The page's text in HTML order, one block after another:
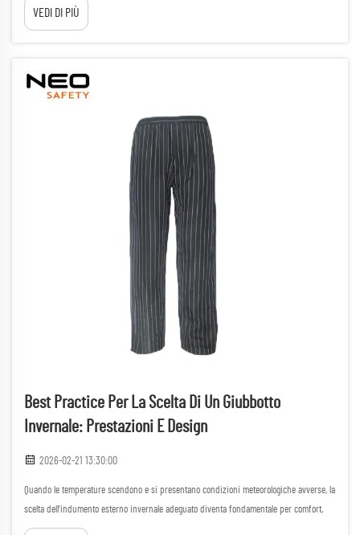
maggiore mobilità, mantenendo al contempo l’accesso a...
VEDI DI PIÙ
Best Practice Per La Scelta Di Un Giubbotto
Invernale: Prestazioni E Design
2026-02-21 13:30:00
Quando le temperature scendono e si presentano condizioni meteorologiche avverse, la
scelta dell’indumento esterno invernale adeguato diventa fondamentale per comfort,
prestazioni e protezione. Una giacca in pile polare ben scelta costituisce la base